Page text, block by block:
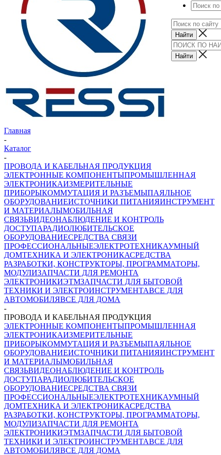
Главная
-
Каталог
-
ПРОВОДА И КАБЕЛЬНАЯ ПРОДУКЦИЯ
ЭЛЕКТРОННЫЕ КОМПОНЕНТЫПРОМЫШЛЕННАЯ
ЭЛЕКТРОНИКАИЗМЕРИТЕЛЬНЫЕ
ПРИБОРЫКОММУТАЦИЯ И РАЗЪЕМЫПАЯЛЬНОЕ
ОБОРУДОВАНИЕИСТОЧНИКИ ПИТАНИЯИНСТРУМЕНТ
И МАТЕРИАЛЫМОБИЛЬНАЯ
СВЯЗЬВИДЕОНАБЛЮДЕНИЕ И КОНТРОЛЬ
ДОСТУПАРАДИОЛЮБИТЕЛЬСКОЕ
ОБОРУДОВАНИЕСРЕДСТВА СВЯЗИ
ПРОФЕССИОНАЛЬНЫЕЭЛЕКТРОТЕХНИКАУМНЫЙ
ДОМТЕХНИКА И ЭЛЕКТРОНИКАСРЕДСТВА
РАЗРАБОТКИ, КОНСТРУКТОРЫ, ПРОГРАММАТОРЫ,
МОДУЛИЗАПЧАСТИ ДЛЯ РЕМОНТА
ЭЛЕКТРОНИКИЭТМЗАПЧАСТИ ДЛЯ БЫТОВОЙ
ТЕХНИКИ И ЭЛЕКТРОИНСТРУМЕНТАВСЕ ДЛЯ
АВТОМОБИЛЯВСЕ ДЛЯ ДОМА
-
ПРОВОДА И КАБЕЛЬНАЯ ПРОДУКЦИЯ
ЭЛЕКТРОННЫЕ КОМПОНЕНТЫПРОМЫШЛЕННАЯ
ЭЛЕКТРОНИКАИЗМЕРИТЕЛЬНЫЕ
ПРИБОРЫКОММУТАЦИЯ И РАЗЪЕМЫПАЯЛЬНОЕ
ОБОРУДОВАНИЕИСТОЧНИКИ ПИТАНИЯИНСТРУМЕНТ
И МАТЕРИАЛЫМОБИЛЬНАЯ
СВЯЗЬВИДЕОНАБЛЮДЕНИЕ И КОНТРОЛЬ
ДОСТУПАРАДИОЛЮБИТЕЛЬСКОЕ
ОБОРУДОВАНИЕСРЕДСТВА СВЯЗИ
ПРОФЕССИОНАЛЬНЫЕЭЛЕКТРОТЕХНИКАУМНЫЙ
ДОМТЕХНИКА И ЭЛЕКТРОНИКАСРЕДСТВА
РАЗРАБОТКИ, КОНСТРУКТОРЫ, ПРОГРАММАТОРЫ,
МОДУЛИЗАПЧАСТИ ДЛЯ РЕМОНТА
ЭЛЕКТРОНИКИЭТМЗАПЧАСТИ ДЛЯ БЫТОВОЙ
ТЕХНИКИ И ЭЛЕКТРОИНСТРУМЕНТАВСЕ ДЛЯ
АВТОМОБИЛЯВСЕ ДЛЯ ДОМА